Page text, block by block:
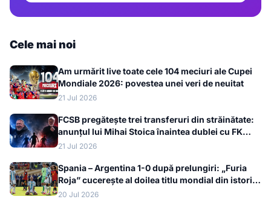
Cele mai noi
Am urmărit live toate cele 104 meciuri ale Cupei
Mondiale 2026: povestea unei veri de neuitat
21 Jul 2026
FCSB pregătește trei transferuri din străinătate:
anunțul lui Mihai Stoica înaintea dublei cu FK
Auda
21 Jul 2026
Spania – Argentina 1-0 după prelungiri: „Furia
Roja” cucerește al doilea titlu mondial din istorie
la Cupa Mondială 2026
20 Jul 2026